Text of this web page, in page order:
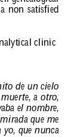
a non satisfied
clinic
de un cielo
a otro,
el nombre,
que me
yo, que nunca